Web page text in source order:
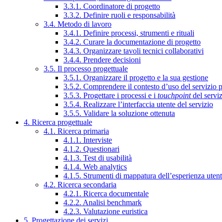
3.3.1. Coordinatore di progetto
3.3.2. Definire ruoli e responsabilità
3.4. Metodo di lavoro
3.4.1. Definire processi, strumenti e rituali
3.4.2. Curare la documentazione di progetto
3.4.3. Organizzare tavoli tecnici collaborativi
3.4.4. Prendere decisioni
3.5. Il processo progettuale
3.5.1. Organizzare il progetto e la sua gestione
3.5.2. Comprendere il contesto d’uso del servizio
3.5.3. Progettare i processi e i touchpointdel
3.5.4. Realizzare l’interfaccia utente del servizio
3.5.5. Validare la soluzione ottenuta
4. Ricerca progettuale
4.1. Ricerca primaria
4.1.1. Interviste
4.1.2. Questionari
4.1.3. Test di usabilità
4.1.4. Web analytics
4.1.5. Strumenti di mappatura dell’esperienza
4.2. Ricerca secondaria
4.2.1. Ricerca documentale
4.2.2. Analisi benchmark
4.2.3. Valutazione euristica
5. Progettazione dei servizi